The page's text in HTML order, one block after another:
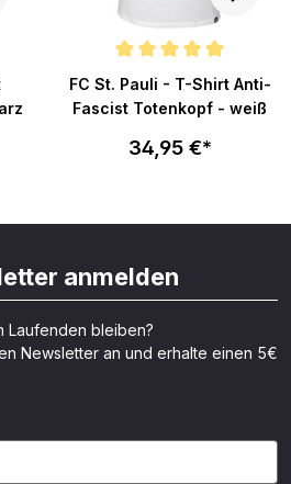
von 5 von 5 Sternen
Durchschnittliche Bewertung
FC St. Pauli - T-Shirt Anti-
Fascist Totenkopf - weiß
34,95 €*
anmelden
Laufenden bleiben?
Newsletter an und erhalte einen 5€